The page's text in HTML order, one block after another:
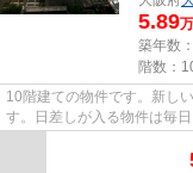
5.89
築年数
階数：
10階建ての物件です。新し
す。日差しが入る物件は毎